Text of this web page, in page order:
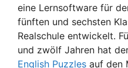
eine Lernsoftware für
fünften und sechsten
Realschule entwickelt.
und zwölf Jahren hat
English Puzzles auf den